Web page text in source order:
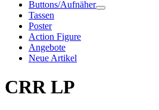
Buttons/Aufnäher
Tassen
Poster
Action Figure
Angebote
Neue Artikel
CRR LP